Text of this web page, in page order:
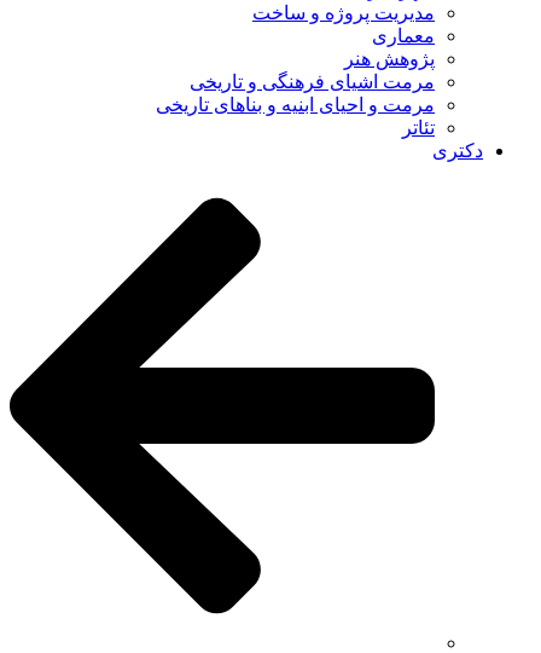
مدیریت پروژه و ساخت
معماری
پژوهش هنر
مرمت اشیای فرهنگی و تاریخی
مرمت و احیای ابنیه و بناهای تاریخی
تئاتر
دکتری